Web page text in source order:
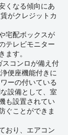
くなる傾向にあ
がクレジットカ
宅配ボックスが
テレビモニター
ます。
スコンロが備え付
便座機能付きに
ーの付いている
設備として、室
も設置されてい
ぐことができま
おり、エアコン